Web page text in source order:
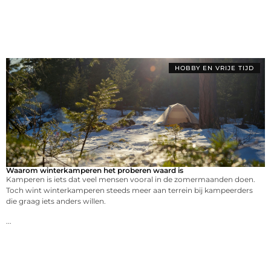
HOBBY EN VRIJE TIJD
Waarom winterkamperen het proberen waard is
Kamperen is iets dat veel mensen vooral in de zomermaanden doen.
Toch wint winterkamperen steeds meer aan terrein bij kampeerders
die graag iets anders willen.